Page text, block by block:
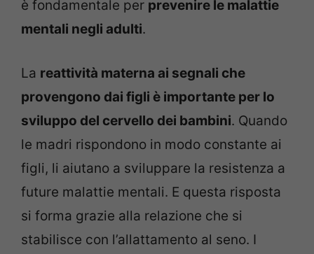
è fondamentale per prevenire le malattie
mentali negli adulti.
La reattività materna ai segnali che
provengono dai figli è importante per lo
sviluppo del cervello dei bambini. Quando
le madri rispondono in modo constante ai
figli, li aiutano a sviluppare la resistenza a
future malattie mentali. E questa risposta
si forma grazie alla relazione che si
stabilisce con l’allattamento al seno. I